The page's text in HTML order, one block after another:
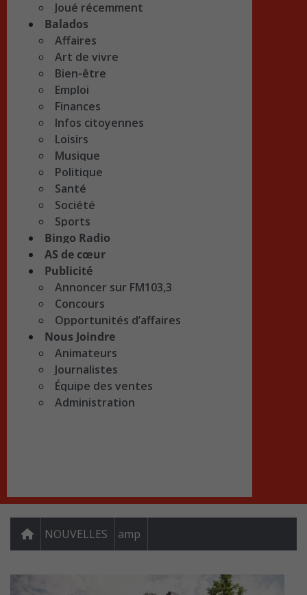
Joué récemment
Balados
Affaires
Art de vivre
Bien-être
Emploi
Finances
Infos citoyennes
Loisirs
Musique
Politique
Santé
Société
Sports
Bingo Radio
AS de cœur
Publicité
Annoncer sur FM103,3
Concours
Opportunités d’affaires
Nous Joindre
Animateurs
Journalistes
Équipe des ventes
Administration
NOUVELLES amp